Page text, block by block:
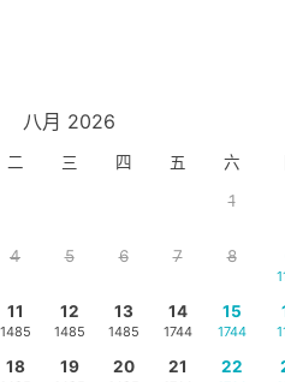
八月 2026
二 三 四 五
六
1
4 5 6 7 8
11
1485
12
1485
13
1485
14
1744
15
1744
18 19 20 21 22